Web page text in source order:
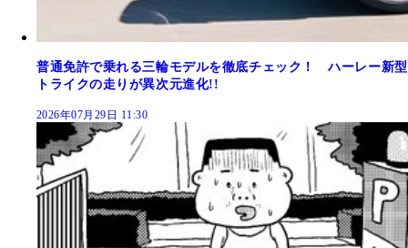
普通免許で乗れる三輪モデルを徹底チェック！ ハーレー新型
トライクの走りが異次元進化!!
2026年07月29日 11:30